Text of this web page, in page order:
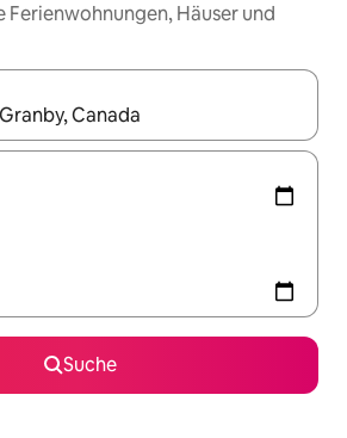
Häuser und
sind, navigiere mit den
Suche